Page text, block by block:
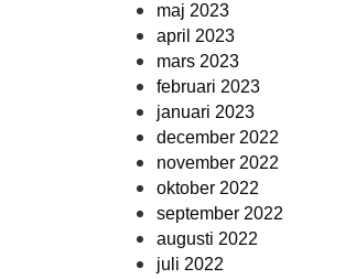
maj 2023
april 2023
mars 2023
februari 2023
januari 2023
december 2022
november 2022
oktober 2022
september 2022
augusti 2022
juli 2022